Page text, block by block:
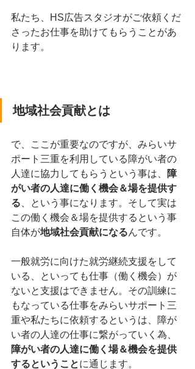
私たち、HS広告スタジオがご依頼くだ
さったお仕事を助けてもらうことがあ
ります。
地域社会貢献とは
で、ここが重要なのですが、みらいサ
ポート三重を利用している障がい者の
人達に協力してもらうという事は、
障
がい者の人達に働く機会＆場を提供す
る 、という事になります。そして実は
この働く機会＆場を提供するという事
自体が地域社会貢献になるんです。
一般就労に向けた就労継続支援をして
いる、といっても仕事（働く機会）が
ないと支援はできません。その訓練に
もなっている仕事をみらいサポート三
重や私たちに依頼するというは、障が
い者の人達の仕事に繋がっていく為、
障がい者の人達に働く場＆機会を提供
するということに通じます。